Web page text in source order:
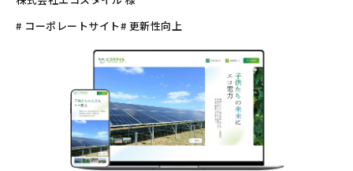
# コーポレートサイト# 更新性向上